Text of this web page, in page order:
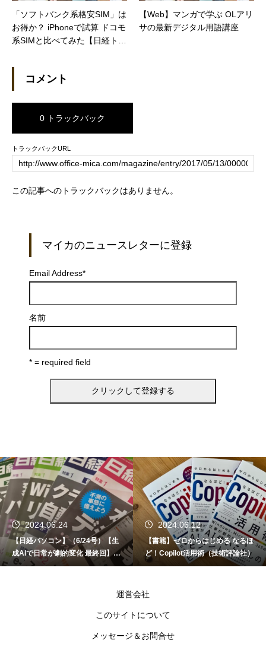
「ソフトバンク系格安SIM」は
お得か？ iPhoneで試算 ドコモ
系SIMと比べてみた【日経トレ
【Web】マンガで学ぶ OLアリ
サの最新デジタル用語講座
コメント
0 トラックバック
トラックバックURL
この記事へのトラックバックはありません。
マイカのニュースレターに登録
Email Address*
名前
* = required field
2024.06.24
【日経パソコン】（6/24号）【生
成AIで日常が劇的変化 最終回】 A
I時代のアプリケーション／サービ
2024.06.12
【書籍】ゼロからはじめる なるほ
ど！Copilot活用術（技術評論社）
運営会社
このサイトについて
メッセージ＆お問合せ